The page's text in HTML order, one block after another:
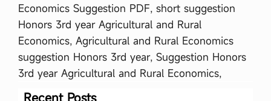
Economics Suggestion PDF, short suggestion
Honors 3rd year Agricultural and Rural
Economics, Agricultural and Rural Economics
suggestion Honors 3rd year, Suggestion Honors
3rd year Agricultural and Rural Economics,
Recent Posts